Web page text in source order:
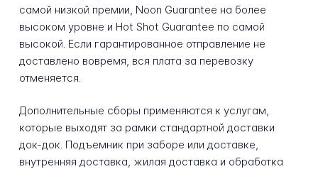
самой низкой премии, Noon Guarantee на более
высоком уровне и Hot Shot Guarantee по самой
высокой. Если гарантированное отправление не
доставлено вовремя, вся плата за перевозку
отменяется.
Дополнительные сборы применяются к услугам,
которые выходят за рамки стандартной доставки
док-док. Подъемник при заборе или доставке,
внутренняя доставка, жилая доставка и обработка